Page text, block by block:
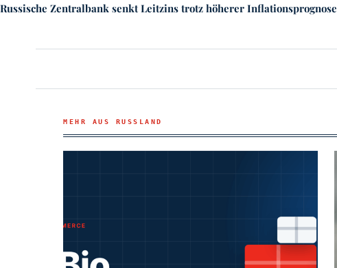
Russische Zentralbank senkt Leitzins trotz höherer Inflationsprognose
MEHR AUS RUSSLAND